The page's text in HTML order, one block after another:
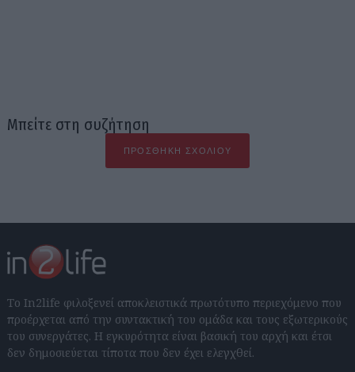
Μπείτε στη συζήτηση
ΠΡΟΣΘΉΚΗ ΣΧΟΛΊΟΥ
Το In2life φιλοξενεί αποκλειστικά πρωτότυπο περιεχόμενο που
προέρχεται από την συντακτική του ομάδα και τους εξωτερικούς
του συνεργάτες. Η εγκυρότητα είναι βασική του αρχή και έτσι
δεν δημοσιεύεται τίποτα που δεν έχει ελεγχθεί.